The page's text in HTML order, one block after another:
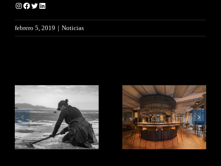
Instagram
Facebook
TwitterLinkedIn
febrero 5, 2019 | Noticias
Adela
Lestón es
mariscadora.
Echamos la
vista atrás.